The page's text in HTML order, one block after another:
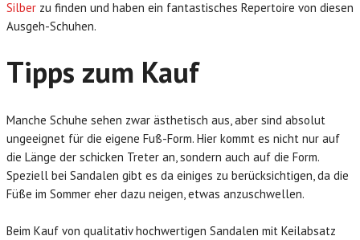
Silber zu finden und haben ein fantastisches Repertoire von diesen
Ausgeh-Schuhen.
Tipps zum Kauf
Manche Schuhe sehen zwar ästhetisch aus, aber sind absolut
ungeeignet für die eigene Fuß-Form. Hier kommt es nicht nur auf
die Länge der schicken Treter an, sondern auch auf die Form.
Speziell bei Sandalen gibt es da einiges zu berücksichtigen, da die
Füße im Sommer eher dazu neigen, etwas anzuschwellen.
Beim Kauf von qualitativ hochwertigen Sandalen mit Keilabsatz